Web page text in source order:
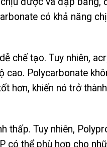
có khả năng
chế tạo. Tuy nhiên,
cao. Polycarbonate
hơn, khiến nó trở
thấp. Tuy nhiên,
có thể phù hợp cho